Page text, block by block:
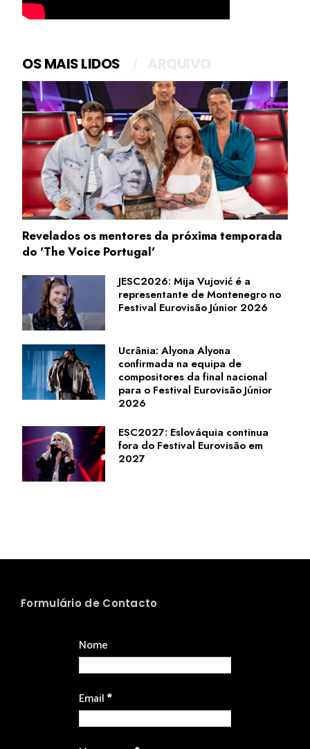
OS MAIS LIDOS
Revelados os mentores da próxima temporada
do 'The Voice Portugal'
JESC2026: Mija Vujović é a
representante de Montenegro no
Festival Eurovisão Júnior 2026
Ucrânia: Alyona Alyona
confirmada na equipa de
compositores da final nacional
para o Festival Eurovisão Júnior
2026
ESC2027: Eslováquia continua
fora do Festival Eurovisão em
2027
Formulário de Contacto
Nome
Email*